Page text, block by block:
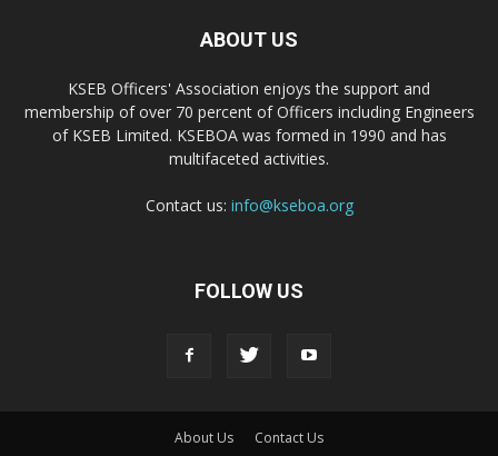
ABOUT US
KSEB Officers' Association enjoys the support and
membership of over 70 percent of Officers including Engineers
of KSEB Limited. KSEBOA was formed in 1990 and has
multifaceted activities.
Contact us: info@kseboa.org
FOLLOW US
About Us Contact Us